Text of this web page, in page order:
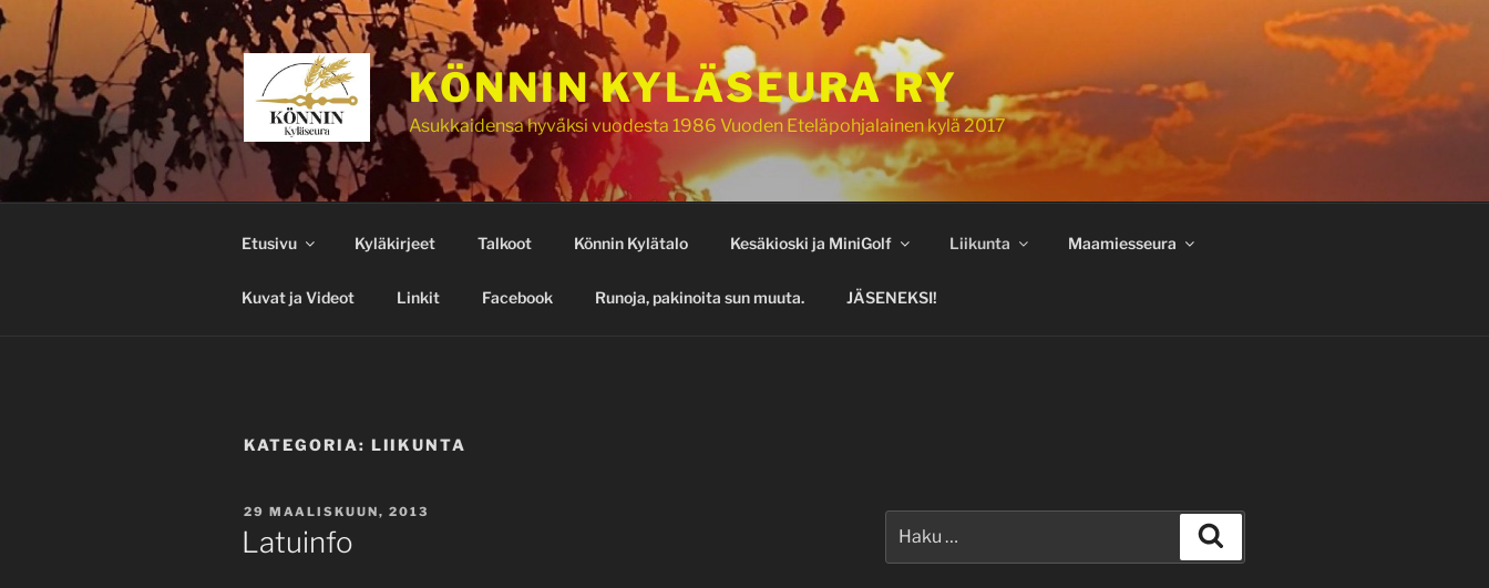
Siirry
sisältöön
KÖNNIN KYLÄSEURA RY
Asukkaidensa hyväksi vuodesta 1986 Vuoden Eteläpohjalainen kylä 2017
Etusivu Kyläkirjeet Talkoot Könnin Kylätalo Kesäkioski ja MiniGolf Liikunta Maamiesseura
Kuvat ja Videot Linkit Facebook Runoja, pakinoita sun muuta. JÄSENEKSI!
KATEGORIA: LIIKUNTA
JULKAISTU
29 MAALISKUUN, 2013
Latuinfo